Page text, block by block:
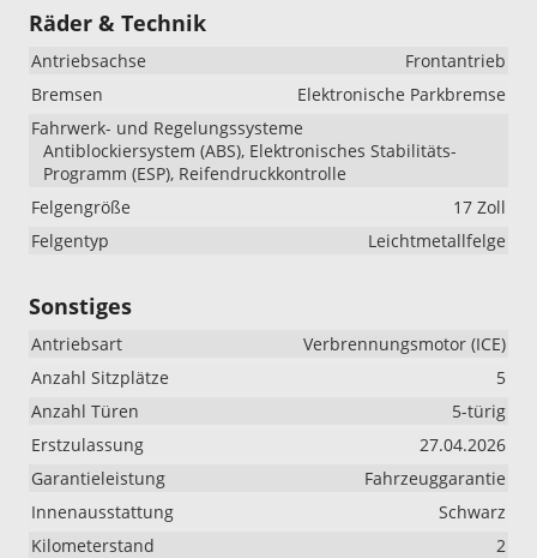
Räder & Technik
Antriebsachse
Frontantrieb
Bremsen
Elektronische Parkbremse
Fahrwerk- und Regelungssysteme
Antiblockiersystem (ABS), Elektronisches Stabilitäts-
Programm (ESP), Reifendruckkontrolle
Felgengröße
17 Zoll
Felgentyp
Leichtmetallfelge
Sonstiges
Antriebsart
Verbrennungsmotor (ICE)
Anzahl Sitzplätze
5
Anzahl Türen
5-türig
Erstzulassung
27.04.2026
Garantieleistung
Fahrzeuggarantie
Innenausstattung
Schwarz
Kilometerstand
2